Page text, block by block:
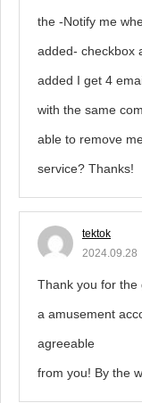
the -Notify me
added- checkbox
added I get 4
with the same
able to remove
service? Thanks!
tektok
2024.09.28
Thank you for the
a amusement
agreeable
from you! By the